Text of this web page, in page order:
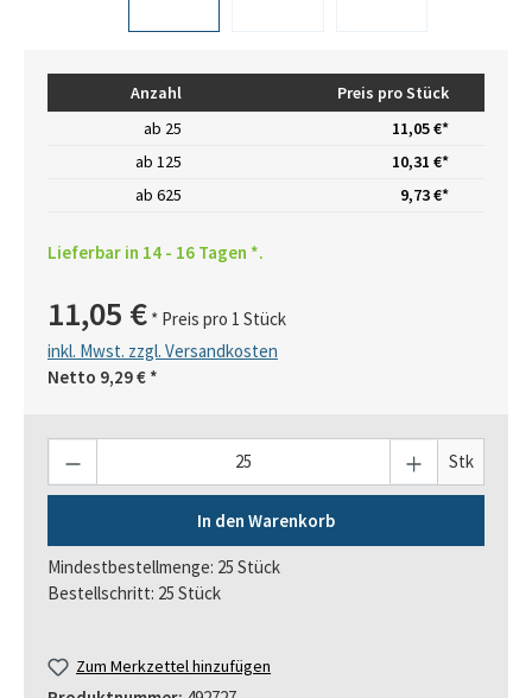
Anzahl
Preis pro Stück
ab 25
11,05 €*
ab 125
10,31 €*
ab 625 9,73 €*
Lieferbar in 14 - 16 Tagen *.
11,05 € * Preis pro 1 Stück
inkl. Mwst. zzgl. Versandkosten
Netto 9,29 € *
Stk
In den Warenkorb
Mindestbestellmenge: 25 Stück
Bestellschritt: 25 Stück
Zum Merkzettel hinzufügen